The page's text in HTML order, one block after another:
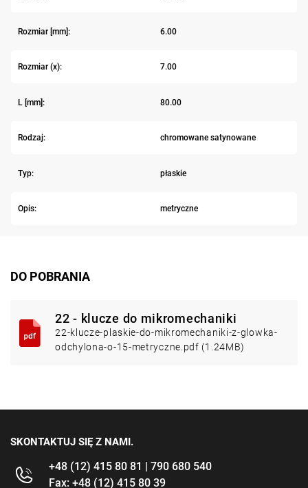
Rozmiar [mm]: 6.00
Rozmiar (x): 7.00
L [mm]: 80.00
Rodzaj: chromowane satynowane
Typ: płaskie
Opis: metryczne
DO POBRANIA
22 - klucze do mikromechaniki
22-klucze-plaskie-do-mikromechaniki-z-glowka-
odchylona-o-15-metryczne.pdf (1.24MB)
SKONTAKTUJ SIĘ Z NAMI.
+48 (12) 415 80 81 | 790 680 540
Fax: +48 (12) 415 80 39